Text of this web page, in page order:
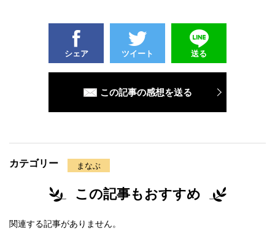
シェア ツイート 送る
この記事の感想を送る
カテゴリー まなぶ
この記事もおすすめ
関連する記事がありません。